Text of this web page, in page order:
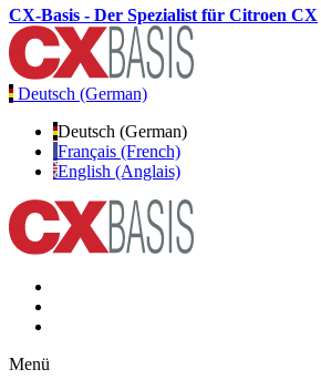
CX-Basis - Der Spezialist für Citroen CX
Deutsch (German)
Deutsch (German)
Français (French)
English (Anglais)
Menü